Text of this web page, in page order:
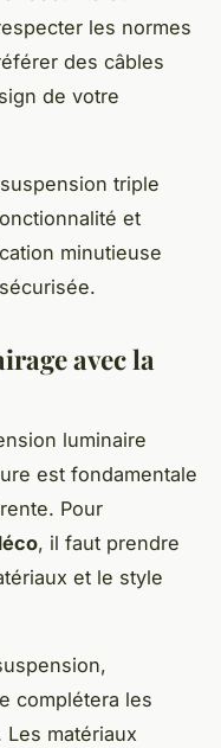
les normes
des câbles
de votre
triple
et
minutieuse
avec la
luminaire
est fondamentale
Pour
, il faut prendre
et le style
complétera les
matériaux